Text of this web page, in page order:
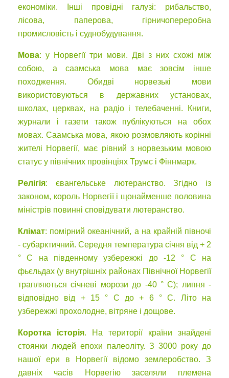
економіки. Інші провідні галузі: рибальство,
лісова, паперова, гірничопереробна
промисловість і суднобудування.
Мова: у Норвегії три мови. Дві з них схожі між
собою, а саамська мова має зовсім інше
походження. Обидві норвезькі мови
використовуються в державних установах,
школах, церквах, на радіо і телебаченні. Книги,
журнали і газети також публікуються на обох
мовах. Саамська мова, якою розмовляють корінні
жителі Норвегії, має рівний з норвезьким мовою
статус у північних провінціях Трумс і Фіннмарк.
Релігія: євангельське лютеранство. Згідно із
законом, король Норвегії і щонайменше половина
міністрів повинні сповідувати лютеранство.
Клімат: помірний океанічний, а на крайній півночі
- субарктичний. Середня температура січня від + 2
° С на південному узбережжі до -12 ° С на
фьєльдах (у внутрішніх районах Північної Норвегії
трапляються січневі морози до -40 ° С); липня -
відповідно від + 15 ° С до + 6 ° С. Літо на
узбережжі прохолодне, вітряне і дощове.
Коротка історія. На території країни знайдені
стоянки людей епохи палеоліту. З 3000 року до
нашої ери в Норвегії відомо землеробство. З
давніх часів Норвегію заселяли племена